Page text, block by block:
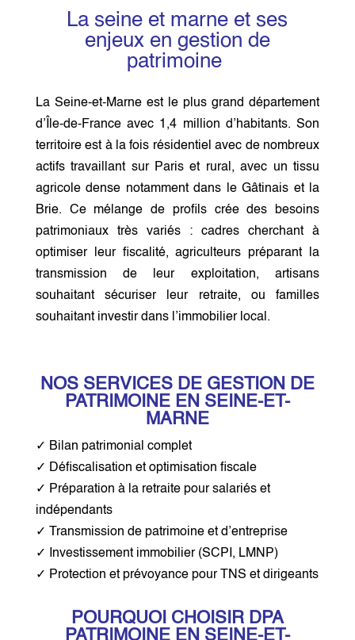
La seine et marne et ses
enjeux en gestion de
patrimoine
La Seine-et-Marne est le plus grand département
d’Île-de-France avec 1,4 million d’habitants. Son
territoire est à la fois résidentiel avec de nombreux
actifs travaillant sur Paris et rural, avec un tissu
agricole dense notamment dans le Gâtinais et la
Brie. Ce mélange de profils crée des besoins
patrimoniaux très variés : cadres cherchant à
optimiser leur fiscalité, agriculteurs préparant la
transmission de leur exploitation, artisans
souhaitant sécuriser leur retraite, ou familles
souhaitant investir dans l’immobilier local.
NOS SERVICES DE GESTION DE
PATRIMOINE EN SEINE-ET-
MARNE
✓ Bilan patrimonial complet
✓ Défiscalisation et optimisation fiscale
✓ Préparation à la retraite pour salariés et
indépendants
✓ Transmission de patrimoine et d’entreprise
✓ Investissement immobilier (SCPI, LMNP)
✓ Protection et prévoyance pour TNS et dirigeants
POURQUOI CHOISIR DPA
PATRIMOINE EN SEINE-ET-